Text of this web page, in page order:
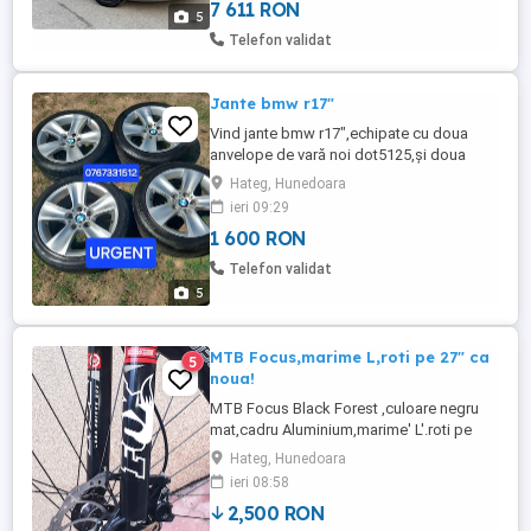
5
Oglinzi ...
7 611 RON
Telefon validat
5
Jante bmw r17"
Vind jante bmw r17",echipate cu doua
anvelope de vară noi dot5125,și doua
anvelope m+6 dot3918 Dimensiunile
anvelopelor este 225 45 17 Pret ușor
negociabil Mai multe inf la telef
0760331512
Hateg, Hunedoara
ieri 09:29
1 600 RON
Telefon validat
5
MTB Focus,marime L,roti pe 27" ca
noua!
MTB Focus Black Forest ,culoare negru
mat,cadru Aluminium,marime' L'.roti pe
27,5 cauciucuri Schwalbe genti+butuci DT
Swiss,transmisie 3x10,frane
Magura,sch.ShimanoXT,manete
XT,rebound pe ghidon,furca FOX
Hateg, Hunedoara
ieri 08:58
2,500 RON